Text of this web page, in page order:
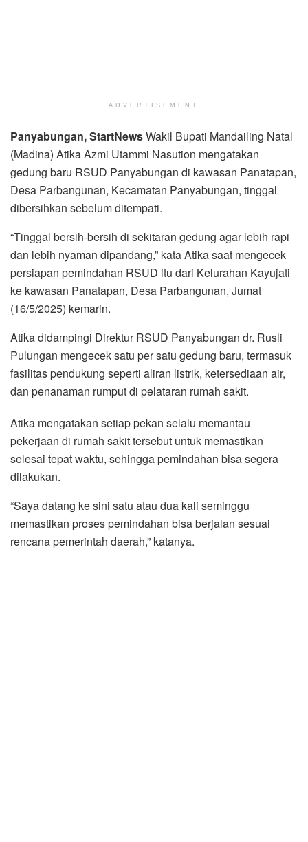
ADVERTISEMENT
Panyabungan, StartNewsWakil Bupati Mandailing Natal
(Madina) Atika Azmi Utammi Nasution mengatakan
gedung baru RSUD Panyabungan di kawasan Panatapan,
Desa Parbangunan, Kecamatan Panyabungan, tinggal
dibersihkan sebelum ditempati.
“Tinggal bersih-bersih di sekitaran gedung agar lebih rapi
dan lebih nyaman dipandang,” kata Atika saat mengecek
persiapan pemindahan RSUD itu dari Kelurahan Kayujati
ke kawasan Panatapan, Desa Parbangunan, Jumat
(16/5/2025) kemarin.
Atika didampingi Direktur RSUD Panyabungan dr. Rusli
Pulungan mengecek satu per satu gedung baru, termasuk
fasilitas pendukung seperti aliran listrik, ketersediaan air,
dan penanaman rumput di pelataran rumah sakit.
Atika mengatakan setiap pekan selalu memantau
pekerjaan di rumah sakit tersebut untuk memastikan
selesai tepat waktu, sehingga pemindahan bisa segera
dilakukan.
“Saya datang ke sini satu atau dua kali seminggu
memastikan proses pemindahan bisa berjalan sesuai
rencana pemerintah daerah,” katanya.